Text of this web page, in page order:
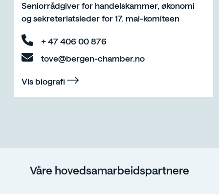
Seniorrådgiver for handelskammer, økonomi
og sekreteriatsleder for 17. mai-komiteen
+ 47 406 00 876
tove@bergen-chamber.no
Vis biografi
Våre hovedsamarbeidspartnere